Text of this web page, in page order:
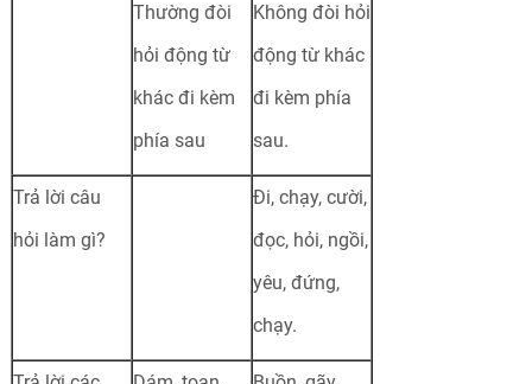
Thường đòi
hỏi động từ
khác đi kèm
phía sau
Không đòi hỏi
động từ khác
đi kèm phía
sau.
Trả lời câu
hỏi làm gì?
Đi, chạy, cười,
đọc, hỏi, ngồi,
yêu, đứng,
chạy.